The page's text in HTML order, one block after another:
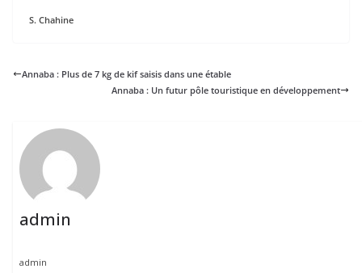
S. Chahine
Annaba : Plus de 7 kg de kif saisis dans une étable
Annaba : Un futur pôle touristique en développement
admin
admin